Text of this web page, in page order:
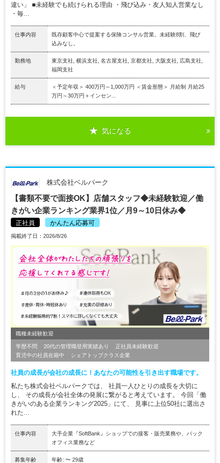
違い」 ■未経験でも続けられる理由 ・飛び込み・友人知人営業なし
・毎...
仕事内容
既存顧客中心で提案する保険コンサル営業。未経験8割、飛び
込みなし。
勤務地
東京支社, 横浜支社, 名古屋支社, 京都支社, 大阪支社, 広島支社,
福岡支社
給与
＜予定年収＞ 400万円～1,000万円 ＜賃金形態＞ 月給制 月給25
万円～30万円＋インセン...
気になる
株式会社ベルパーク
【書類不要で面接OK】店舗スタッフ◆未経験歓迎／働
きがい企業ランキング業界1位／月9～10日休み◆
正社員 かんたん応募可
掲載終了日：2026/8/26
職種未経験歓迎
学歴不問 20代の管理職登用実績あり
正社員未経験歓迎
育児中の社員在籍中
シェアトップクラス企業
社員の成長が会社の成長に！あなたの可能性を引き出す職場です。
私たち株式会社ベルパークでは、 社員一人ひとりの成長を大切に
し、 その成長が会社全体の発展に繋がると考えています。 今回「働
きがいのある企業ランキング2025」にて、 見事に上位50社に選出さ
れた...
仕事内容
大手企業『SoftBank』ショップでの接客・販売業務や、バック
オフィス業務など
募集年齢 年齢: 〜 29歳